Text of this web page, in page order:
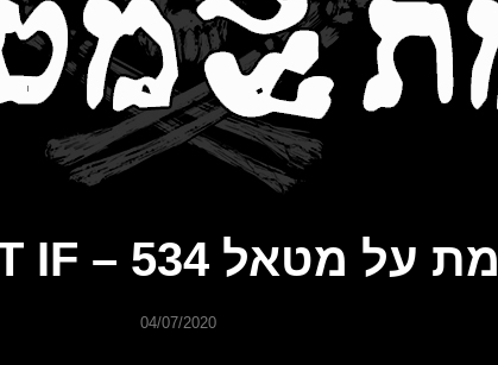
מת על מטאל 534 – WHAT IF?
04/07/2020